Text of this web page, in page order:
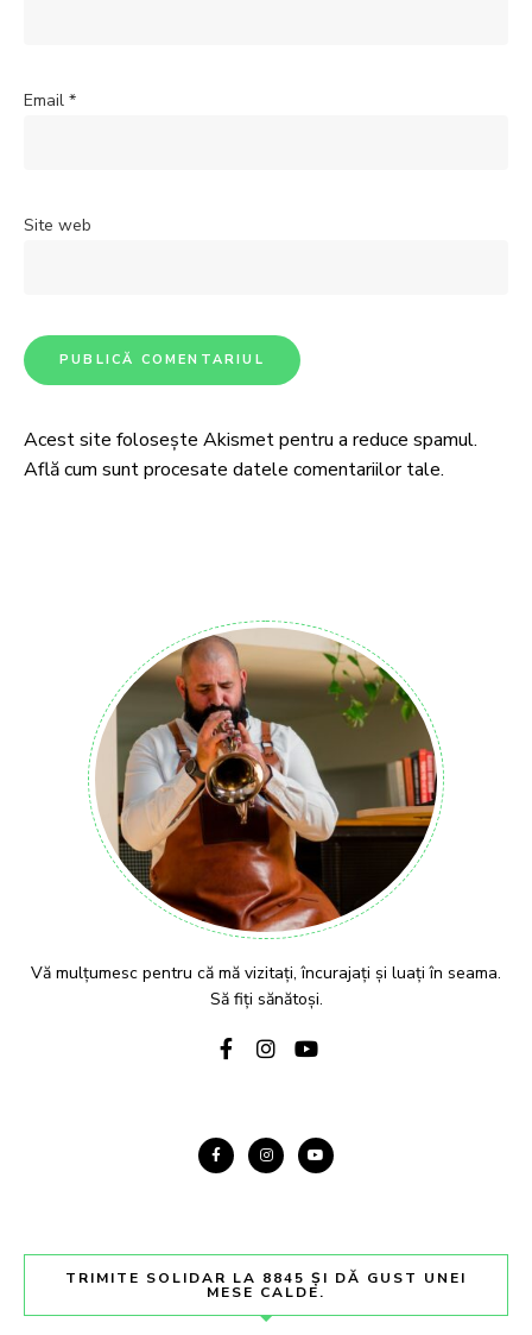
Email *
Site web
Acest site folosește Akismet pentru a reduce spamul.
Află cum sunt procesate datele comentariilor tale.
Vă mulțumesc pentru că mă vizitați, încurajați și luați în seama.
Să fiți sănătoși.
TRIMITE SOLIDAR LA 8845 ȘI DĂ GUST UNEI
MESE CALDE.